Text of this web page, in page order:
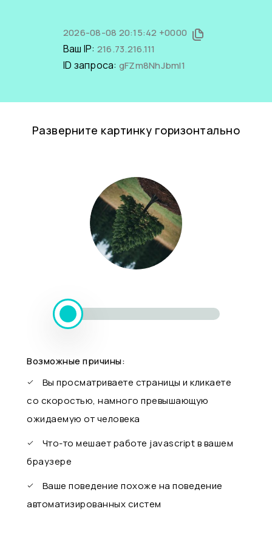
2026-08-08 20:15:42 +0000
Ваш IP: 216.73.216.111
ID запроса: gFZm8NhJbmI1
Разверните картинку горизонтально
Возможные причины:
Вы просматриваете страницы и кликаете
со скоростью, намного превышающую
ожидаемую от человека
Что-то мешает работе javascript в вашем
браузере
Ваше поведение похоже на поведение
автоматизированных систем